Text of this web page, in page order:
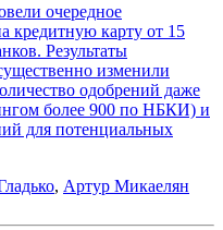
очередное
кредитную карту от 15
Результаты
изменили
одобрений даже
более 900 по НБКИ) и
для потенциальных
, Артур Микаелян